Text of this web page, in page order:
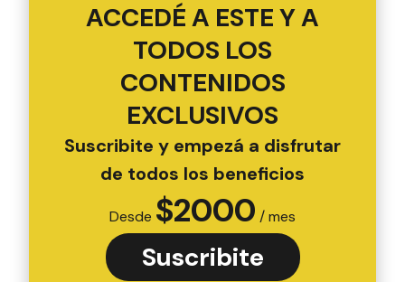
ACCEDÉ A ESTE Y A
TODOS LOS
CONTENIDOS
EXCLUSIVOS
Suscribite y empezá a disfrutar
de todos los beneficios
Desde $2000 / mes
Suscribite